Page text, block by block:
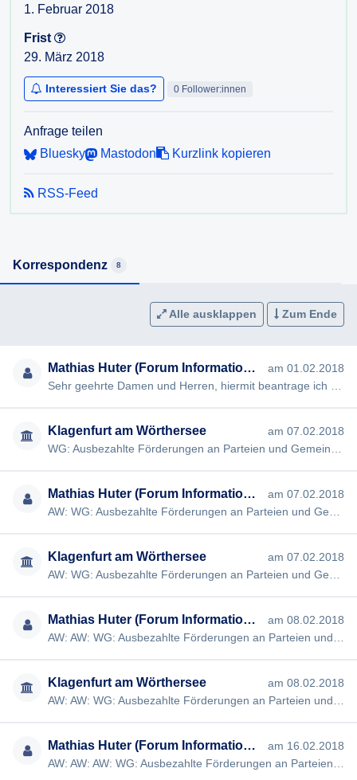
1. Februar 2018
Frist
29. März 2018
Interessiert Sie das? 0 Follower:innen
Anfrage teilen
Bluesky
Mastodon Kurzlink kopieren
RSS-Feed
Korrespondenz 8
Alle ausklappen Zum Ende
Mathias Huter (Forum Informationsfreiheit)
am 01.02.2018
Klagenfurt am Wörthersee
am 07.02.2018
Mathias Huter (Forum Informationsfreiheit)
am 07.02.2018
Klagenfurt am Wörthersee
am 07.02.2018
Mathias Huter (Forum Informationsfreiheit)
am 08.02.2018
Klagenfurt am Wörthersee
am 08.02.2018
Mathias Huter (Forum Informationsfreiheit)
am 16.02.2018